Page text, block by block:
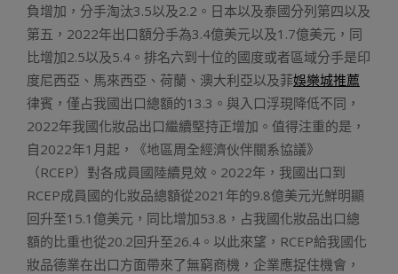
負增加，分手淘汰3.5以及2.2。日本以及泰國分列第四以及
第五，2022年出口額分手為3.4億美元以及1.7億美元，同
比增加2.5以及5.4。排名六到十位的國度或者區域分手是印
度尼西亞、馬來西亞、荷蘭、澳大利亞以及菲娛樂城推薦
律賓，僅占我國出口總額的13.3。與入口浮現降低不同，
2022年我國化妝品出口繼續堅持正增加。值得注重的是，
自2022年1月起，《地區周全經濟伙伴關系協議》
（RCEP）對各成員國陸續見效。2022年，我國出口到
RCEP成員國的化妝品總額從2021年的9.8億美元光鮮明顯
回升至15.1億美元，同比增加53.8，占我國化妝品出口總
額的比重也從20.2回升至26.4。以此來望，RCEP給我國化
妝品德業在出口方面帶來了無窮商機，企業應捉住機會，